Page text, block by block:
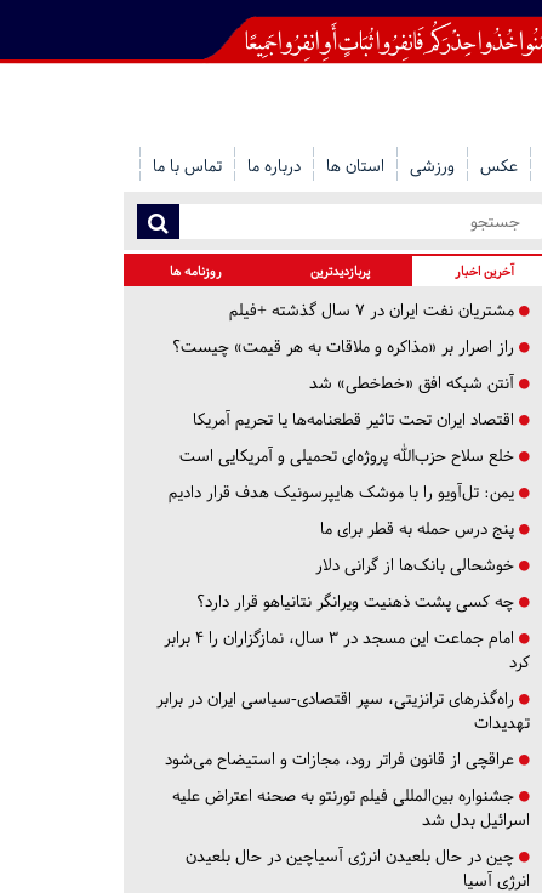
عکس ورزشی استان ها درباره ما تماس با ما
آخرین اخبار پربازدیدترین روزنامه ها
مشتریان نفت ایران در ۷ سال گذشته +فیلم
راز اصرار بر «مذاکره و ملاقات به هر قیمت» چیست؟
آنتن شبکه افق «خط‌خطی» شد
اقتصاد ایران تحت تاثیر قطعنامه‌ها یا تحریم‌ آمریکا
خلع سلاح حزب‌الله پروژه‌ای تحمیلی و آمریکایی است
یمن: تل‌آویو را با موشک هایپرسونیک هدف قرار دادیم
پنج درس‌ حمله به قطر برای ما
خوشحالی بانک‌ها از گرانی دلار
چه کسی پشت ذهنیت ویرانگر نتانیاهو قرار دارد؟
امام جماعت این مسجد در ۳ سال، نمازگزاران را ۴ برابر
کرد
راه‌گذرهای ترانزیتی، سپر اقتصادی-سیاسی ایران در برابر
تهدیدات
عراقچی از قانون فراتر رود، مجازات و استیضاح می‌شود
جشنواره بین‌المللی فیلم تورنتو به صحنه اعتراض علیه
اسرائیل بدل شد
چین در حال بلعیدن انرژی آسیاچین در حال بلعیدن
انرژی آسیا